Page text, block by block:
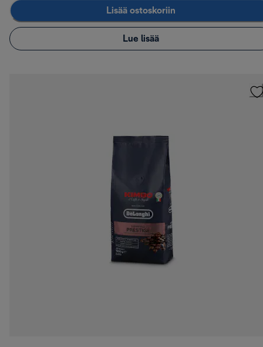
Lisää ostoskoriin
Lue lisää